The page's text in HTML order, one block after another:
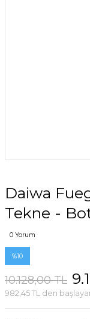
Daiwa
Tekne -
0 Yorum
%10
10.128,00 TL
982,45 TL den